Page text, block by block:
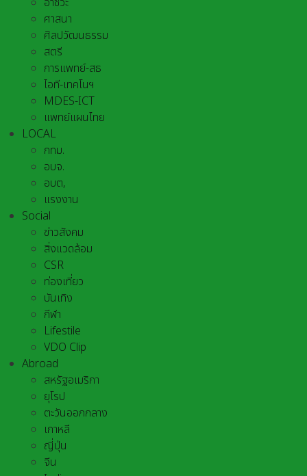
ศาสนา
ศิลปวัฒนธรรม
สตรี
การแพทย์-สธ
ไอที-เทคโนฯ
MDES-ICT
แพทย์แผนไทย
LOCAL
กทม.
อบจ.
อบต,
แรงงาน
Social
ข่าวสังคม
สิ่งแวดล้อม
CSR
ท่องเที่ยว
บันเทิง
กีฬา
Lifestile
VDO Clip
Abroad
สหรัฐอเมริกา
ยุโรป
ตะวันออกกลาง
เกาหลี
ญี่ปุ่น
จีน